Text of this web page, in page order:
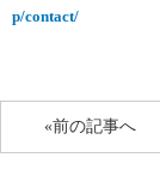
p/contact/
«前の記事へ